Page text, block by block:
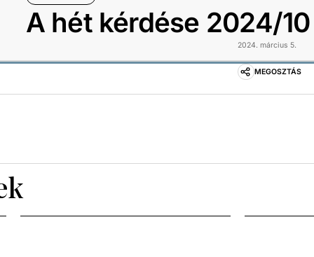
A hét kérdése 2024/10
2024. március 5.
MEGOSZTÁS